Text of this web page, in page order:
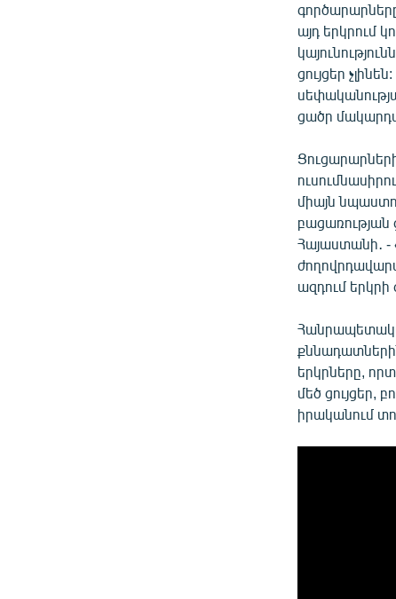
այդ երկրում
ցույցեր
ցածր
միայն
բացառության
Հայաստանի․ -
ազդում
երկրները,
մեծ ցույցեր,
իրականում